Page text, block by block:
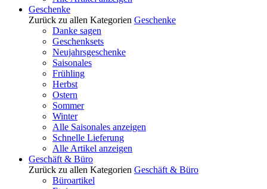
Geschenke
Zurück zu allen Kategorien Geschenke
Danke sagen
Geschenksets
Neujahrsgeschenke
Saisonales
Frühling
Herbst
Ostern
Sommer
Winter
Alle Saisonales anzeigen
Schnelle Lieferung
Alle Artikel anzeigen
Geschäft & Büro
Zurück zu allen Kategorien Geschäft & Büro
Büroartikel